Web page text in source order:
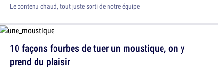
Le contenu chaud, tout juste sorti de notre équipe
10 façons fourbes de tuer un moustique, on y
prend du plaisir